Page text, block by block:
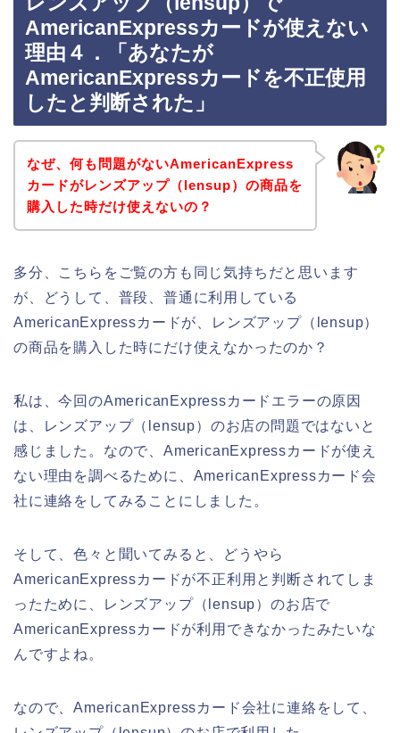
AmericanExpressカードが使えない
理由４．「あなたが
AmericanExpressカードを不正使用
したと判断された」
なぜ、何も問題がないAmericanExpress
カードがレンズアップ（lensup）の商品を
購入した時だけ使えないの？
多分、こちらをご覧の方も同じ気持ちだと思います
が、どうして、普段、普通に利用している
AmericanExpressカードが、レンズアップ（lensup）
の商品を購入した時にだけ使えなかったのか？
私は、今回のAmericanExpressカードエラーの原因
は、レンズアップ（lensup）のお店の問題ではないと
感じました。なので、AmericanExpressカードが使え
ない理由を調べるために、AmericanExpressカード会
社に連絡をしてみることにしました。
そして、色々と聞いてみると、どうやら
AmericanExpressカードが不正利用と判断されてしま
ったために、レンズアップ（lensup）のお店で
AmericanExpressカードが利用できなかったみたいな
んですよね。
なので、AmericanExpressカード会社に連絡をして、